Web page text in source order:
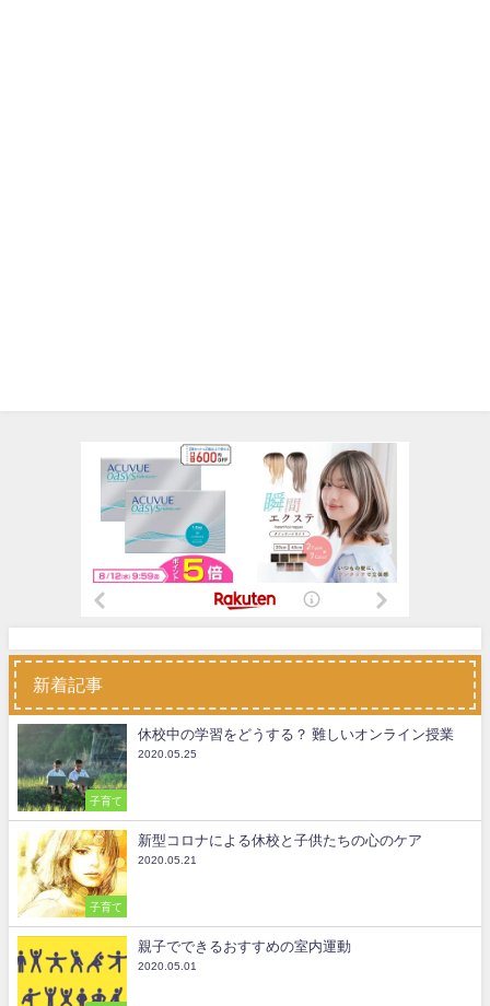
新着記事
子育て
休校中の学習をどうする？ 難しいオンライン授業
2020.05.25
子育て
新型コロナによる休校と子供たちの心のケア
2020.05.21
親子でできるおすすめの室内運動
2020.05.01